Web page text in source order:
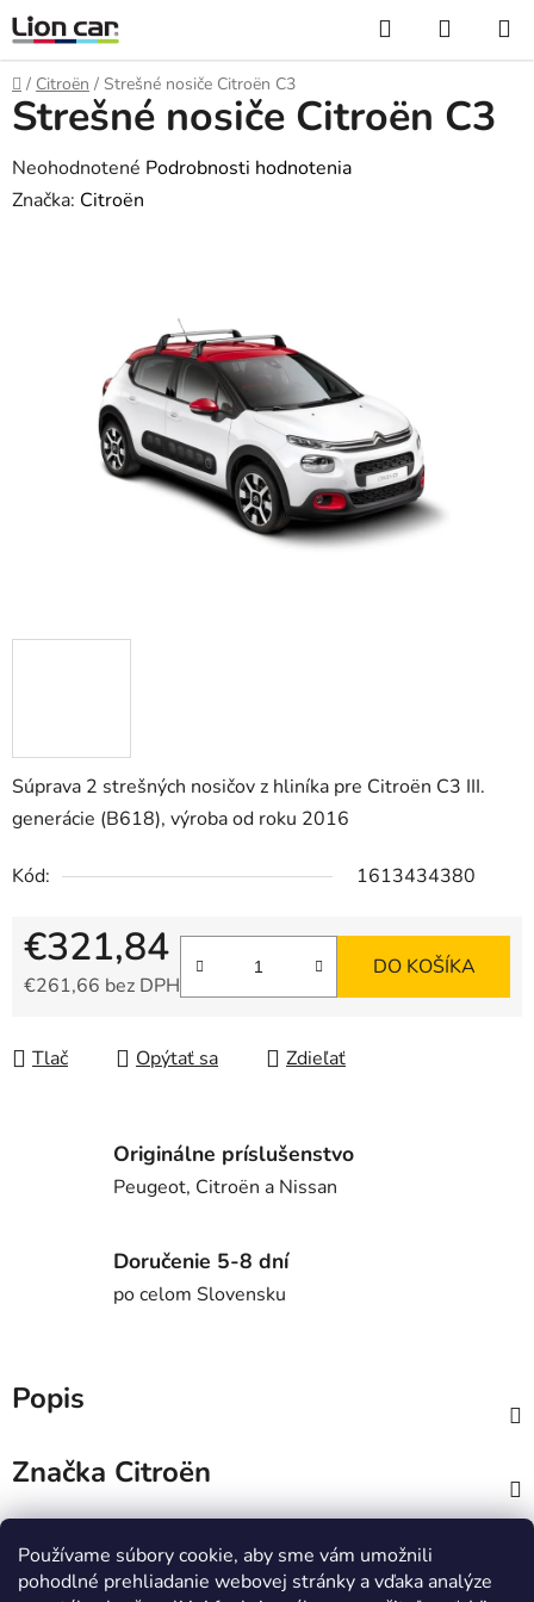
Používame súbory cookie, aby sme vám umožnili
pohodlné prehliadanie webovej stránky a vďaka analýze
Prejsť
na
obsah
Hľadať
KOŠÍK
Domov
/ Citroën / Strešné nosiče Citroën C3
Súprava 2 strešných nosičov z hliníka pre Citroën C3 III.
generácie (B618), výroba od roku 2016
Kód: 1613434380
€321,84
€261,66 bez DPH
DO KOŠÍKA
Tlač Opýtať sa Zdieľať
Strešné nosiče Citroën C3
Priemerné
hodnotenie
hviezdičiek.
Neohodnotené Podrobnosti hodnotenia
Značka: Citroën
Originálne príslušenstvo
Peugeot, Citroën a Nissan
Doručenie 5-8 dní
po celom Slovensku
Popis
Značka Citroën
Diskusia